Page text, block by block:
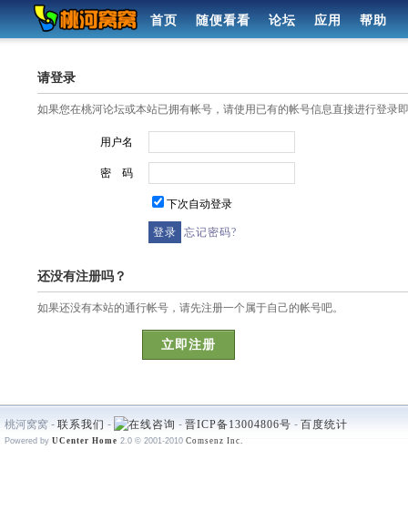
首页 随便看看 论坛 应用 帮助
请登录
如果您在桃河论坛或本站已拥有帐号，请使用已有的帐号信息直接进行登录
用户名
密 码
下次自动登录
忘记密码?
还没有注册吗？
如果还没有本站的通行帐号，请先注册一个属于自己的帐号吧。
立即注册
桃河窝窝 - 联系我们 - - 晋ICP备13004806号 - 百度统计
Powered by UCenter Home 2.0 © 2001-2010 Comsenz Inc.